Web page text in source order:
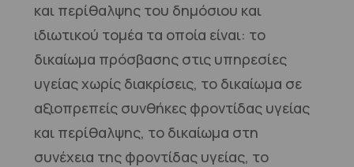
και περίθαλψης του δημόσιου και
ιδιωτικού τομέα τα οποία είναι: το
δικαίωμα πρόσβασης στις υπηρεσίες
υγείας χωρίς διακρίσεις, το δικαίωμα σε
αξιοπρεπείς συνθήκες φροντίδας υγείας
και περίθαλψης, το δικαίωμα στη
συνέχεια της φροντίδας υγείας, το